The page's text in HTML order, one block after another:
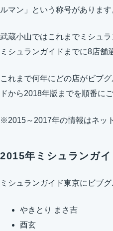
ルマン」という称号があります
武蔵小山ではこれまでミシュ
ミシュランガイドまでに8店舗
これまで何年にどの店がビブ
ドから2018年版までを順番に
※2015～2017年の情報はネッ
2015年ミシュランガ
ミシュランガイド東京にビブ
やきとり まさ吉
酉玄